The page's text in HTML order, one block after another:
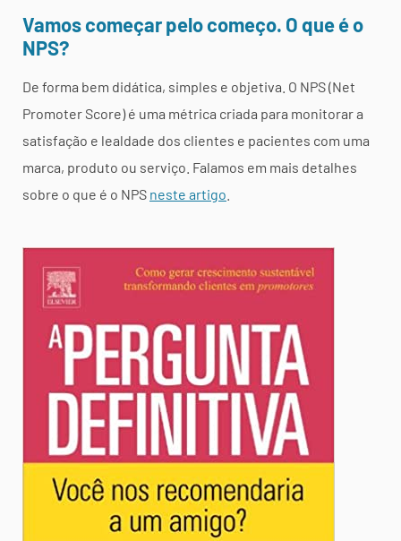
Vamos começar pelo começo. O que é o
NPS?
De forma bem didática, simples e objetiva. O NPS (Net
Promoter Score) é uma métrica criada para monitorar a
satisfação e lealdade dos clientes e pacientes com uma
marca, produto ou serviço. Falamos em mais detalhes
sobre o que é o NPS neste artigo